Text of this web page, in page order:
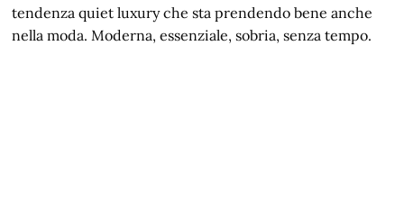
tendenza quiet luxury che sta prendendo bene anche
nella moda. Moderna, essenziale, sobria, senza tempo.